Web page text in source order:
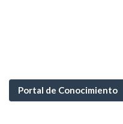
Portal de Conocimiento